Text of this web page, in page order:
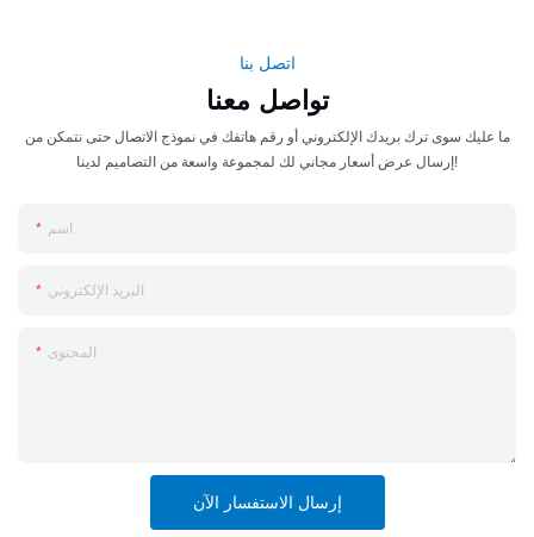
اتصل بنا
تواصل معنا
ما عليك سوى ترك بريدك الإلكتروني أو رقم هاتفك في نموذج الاتصال حتى نتمكن من
إرسال عرض أسعار مجاني لك لمجموعة واسعة من التصاميم لدينا!
اسم
البريد الإلكتروني
المحتوى
إرسال الاستفسار الآن